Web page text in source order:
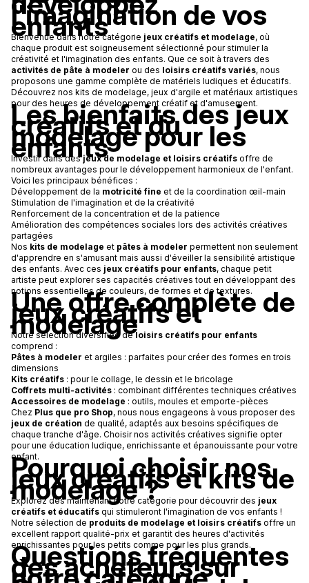
l'imagination de vos
enfants
Bienvenue dans notre catégorie jeux créatifs et modelage, où
chaque produit est soigneusement sélectionné pour stimuler la
créativité et l'imagination des enfants. Que ce soit à travers des
activités de pâte à modeler ou des loisirs créatifs variés, nous
proposons une gamme complète de matériels ludiques et éducatifs.
Découvrez nos kits de modelage, jeux d'argile et matériaux artistiques
pour des heures de développement créatif et d'amusement.
Les bienfaits des jeux
créatifs et du
modelage pour les
enfants
Investir dans desjeux de modelage et loisirs créatifs offre de
nombreux avantages pour le développement harmonieux de l'enfant.
Voici les principaux bénéfices :
Développement de la motricité fine et de la coordination œil-main
Stimulation de l'imagination et de la créativité
Renforcement de la concentration et de la patience
Amélioration des compétences sociales lors des activités créatives
partagées
Nos kits de modelage et pâtes à modeler permettent non seulement
d'apprendre en s'amusant mais aussi d'éveiller la sensibilité artistique
des enfants. Avec ces jeux créatifs pour enfants, chaque petit
artiste peut explorer ses capacités créatives tout en développant des
notions essentielles de couleurs, de formes et de textures.
Une offre complète de
jeux créatifs et
modelage
Notre sélection diversifiée deloisirs créatifs pour enfants
comprend :
Pâtes à modeler et argiles : parfaites pour créer des formes en trois
dimensions
Kits créatifs : pour le collage, le dessin et le bricolage
Coffrets multi-activités : combinant différentes techniques créatives
Accessoires de modelage : outils, moules et emporte-pièces
Chez Plus que pro Shop, nous nous engageons à vous proposer des
jeux de création de qualité, adaptés aux besoins spécifiques de
chaque tranche d'âge. Choisir nos activités créatives signifie opter
pour une éducation ludique, enrichissante et épanouissante pour votre
enfant.
Pourquoi choisir nos
jeux créatifs et kits de
modelage ?
Explorez dès maintenant notre catégorie pour découvrir des jeux
créatifs et éducatifs qui stimuleront l'imagination de vos enfants !
Notre sélection de produits de modelage et loisirs créatifs offre un
excellent rapport qualité-prix et garantit des heures d'activités
enrichissantes pour les petits comme pour les plus grands.
Questions fréquentes
des acheteurs sur